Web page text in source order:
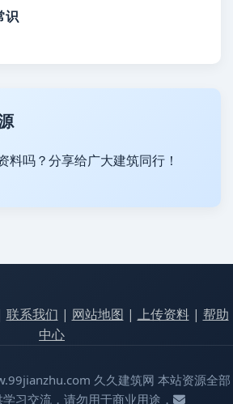
识
料吗？分享给广大建筑同行！
联系我们 | 网站地图 | 上传资料| 帮助
中心
久久建筑网 本站资源全部
习交流，请勿用于商业用途，